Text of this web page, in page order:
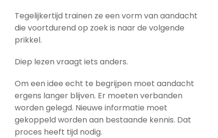
Tegelijkertijd trainen ze een vorm van aandacht
die voortdurend op zoek is naar de volgende
prikkel.
Diep lezen vraagt iets anders.
Om een idee echt te begrijpen moet aandacht
ergens langer blijven. Er moeten verbanden
worden gelegd. Nieuwe informatie moet
gekoppeld worden aan bestaande kennis. Dat
proces heeft tijd nodig.